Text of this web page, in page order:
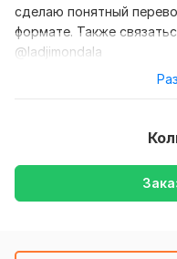
сделаю понятный
формате. Также
@ladjimondala
также уточнение моей
русский, либо же с
Тематика:
Красота и
развлечения,
с Английского на